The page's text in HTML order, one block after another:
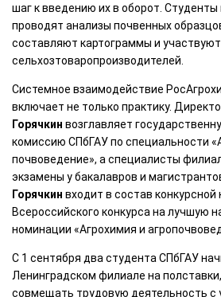
шаг к введению их в оборот.
проводят анализы почвенных
составляют картограммы и
сельхозтоваропроизводителей.
Системное взаимодействие
включает не только практику.
Горячкин возглавляет
комиссию СПбГАУ по специальности
почвоведение», а специалисты
экзамены у бакалавров и
Горячкин входит в состав конкурсной
Всероссийского конкурса на лучшую
номинации «Агрохимия и
С 1 сентября два студента СПбГАУ
Ленинградском филиале на
совмещать трудовую деятельность с